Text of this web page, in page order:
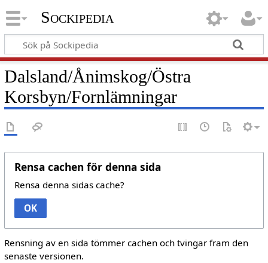
Sockipedia
Dalsland/Ånimskog/Östra
Korsbyn/Fornlämningar
Rensa cachen för denna sida
Rensa denna sidas cache?
OK
Rensning av en sida tömmer cachen och tvingar fram den
senaste versionen.